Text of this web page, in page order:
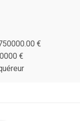
€
€